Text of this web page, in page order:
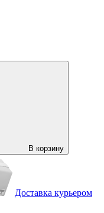
В корзину
Доставка курьером